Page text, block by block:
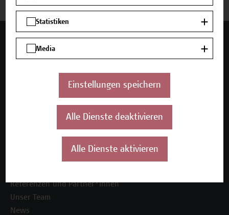
Mehr Infos gewünscht?
Inhouse-Weiterbildung
Referenzen und Partner*innen
Unser Team
News
Statistiken
Media
Einstellungen speichern
Alle Dienste deaktivieren
Alle Dienste aktivieren